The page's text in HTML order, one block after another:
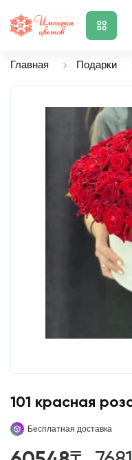
Главная Подарки
101 красная
Бесплатная доставка